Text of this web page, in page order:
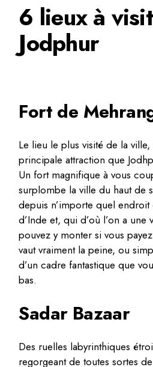
6 lieux à
Jodphur
Fort de
Le lieu le plus visité de la
principale attraction que
Un fort magnifique à vous
surplombe la ville du haut de
depuis n’importe quel
d’Inde et, qui d’où l’on a une
pouvez y monter si vous
vaut vraiment la peine, ou
d’un cadre fantastique que
bas.
Sadar Bazaar
Des ruelles labyrinthiques
regorgeant de toutes sortes